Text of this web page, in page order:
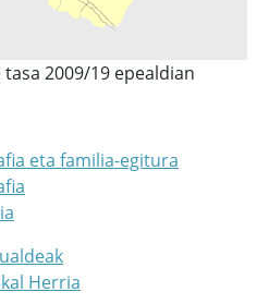
2009/19 epealdian
eta familia-egitura
Herria